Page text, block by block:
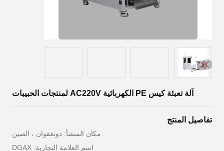
آلة تعبئة كيس PE الكهربائية AC220V لمنتجات الحبيبات
تفاصيل المنتج
مكان المنشأ: دونغقوان ، الصين
اسم العلامة التجارية: DGAX